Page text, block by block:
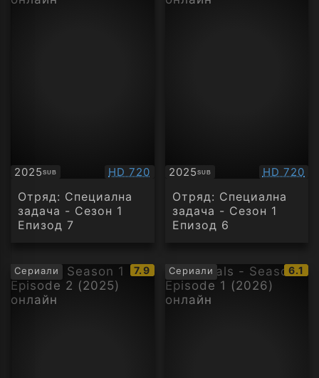
2025SUB
Субтитри Качество:
HD 720
Отряд: Специална
задача - Сезон 1
Епизод 7
2025SUB
Субтитри HD 720
Отряд: Специална
задача - Сезон 1
Епизод 6
Сериали
IMDb
рейтинг:
7.9 Сериали
IMDb
6.1